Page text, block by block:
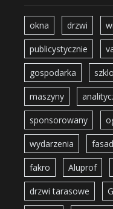
okna drzwi
publicystycznie
gospodarka szklo
maszyny
sponsorowany
wydarzenia
fakro Aluprof
drzwi tarasowe